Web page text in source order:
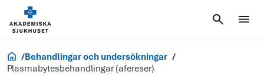
Akademiska.se
Behandlingar och undersökningar
Plasmabytesbehandlingar (afereser)